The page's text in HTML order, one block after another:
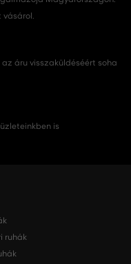
áru visszaküldéséért soha
is
ruhák